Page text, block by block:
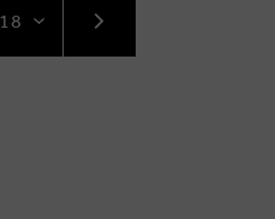
NÄCHSTE